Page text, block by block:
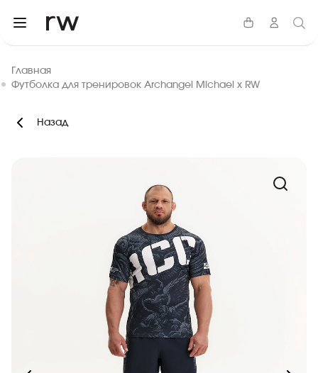
Главная
Футболка для тренировок Archangel Michael x RW
Назад